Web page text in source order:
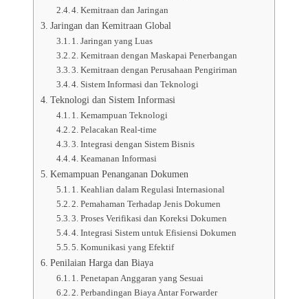
4. Kemitraan dan Jaringan
Jaringan dan Kemitraan Global
1. Jaringan yang Luas
2. Kemitraan dengan Maskapai Penerbangan
3. Kemitraan dengan Perusahaan Pengiriman
4. Sistem Informasi dan Teknologi
Teknologi dan Sistem Informasi
1. Kemampuan Teknologi
2. Pelacakan Real-time
3. Integrasi dengan Sistem Bisnis
4. Keamanan Informasi
Kemampuan Penanganan Dokumen
1. Keahlian dalam Regulasi Internasional
2. Pemahaman Terhadap Jenis Dokumen
3. Proses Verifikasi dan Koreksi Dokumen
4. Integrasi Sistem untuk Efisiensi Dokumen
5. Komunikasi yang Efektif
Penilaian Harga dan Biaya
1. Penetapan Anggaran yang Sesuai
2. Perbandingan Biaya Antar Forwarder